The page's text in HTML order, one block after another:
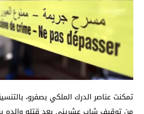
تمكنت عناصر الدرك الملكي بصفرو،